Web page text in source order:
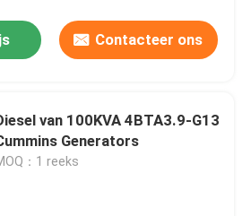
Contacteer ons
van 100KVA 4BTA3.9-G13
Generators
：1 reeks